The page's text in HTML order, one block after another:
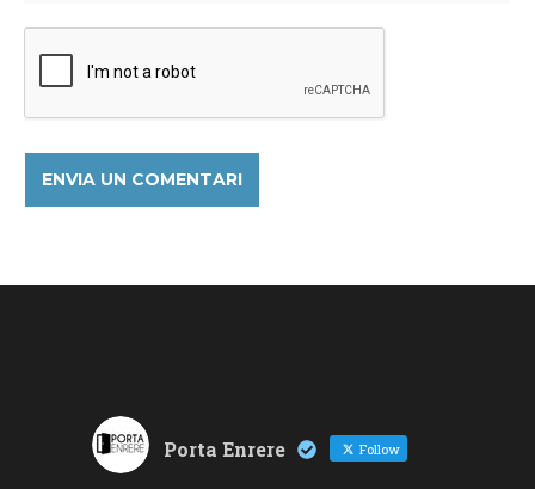
Porta Enrere Follow